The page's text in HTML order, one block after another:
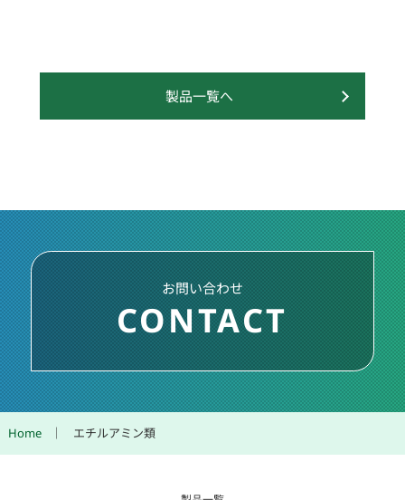
製品一覧へ
お問い合わせ
CONTACT
Home エチルアミン類